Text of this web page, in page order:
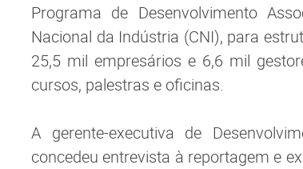
Programa de Desenvolvimento
Nacional da Indústria (CNI), para
25,5 mil empresários e 6,6 mil
cursos, palestras e oficinas.
A gerente-executiva de
concedeu entrevista à reportagem e